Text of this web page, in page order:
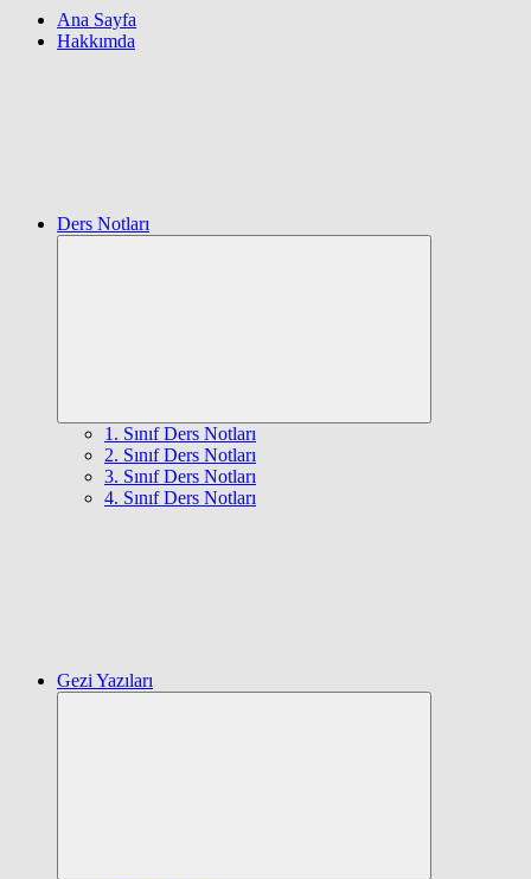
Ana Sayfa
Hakkımda
Ders Notları
1. Sınıf Ders Notları
2. Sınıf Ders Notları
3. Sınıf Ders Notları
4. Sınıf Ders Notları
Gezi Yazıları